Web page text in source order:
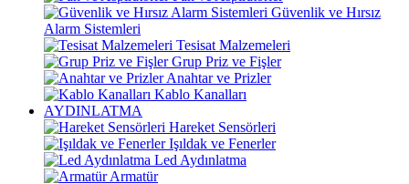
Güvenlik ve Hırsız
Alarm Sistemleri
Tesisat Malzemeleri
Grup Priz ve Fişler
Anahtar ve Prizler
Kablo Kanalları
AYDINLATMA
Hareket Sensörleri
Işıldak ve Fenerler
Led Aydınlatma
Armatür